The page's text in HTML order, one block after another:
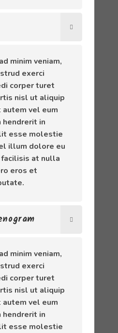
minim veniam,
exerci
corper turet
nisl ut aliquip
vel eum
hendrerit in
esse molestie
illum dolore eu
at nulla
eros et
minim veniam,
exerci
corper turet
nisl ut aliquip
vel eum
hendrerit in
esse molestie